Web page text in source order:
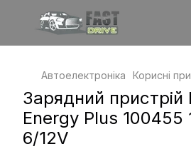
Автоелектроніка Корисні
Зарядний пристрій
Energy Plus 100455
6/12V